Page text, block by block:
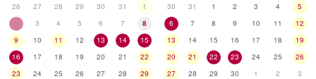
26
27 28 29 30 31
1
2
3 4 5 6 7
8
9
10 11 12 13 14
15
16
17 18 19 20 21
22
23
24 25 26 27 28
29
30
31 1 2 3 4
5
6
7 8 9 10 11
12
13
14 15 16 17 18
19
20
21 22 23 24 25
26
27
28 29 30 1 2 3